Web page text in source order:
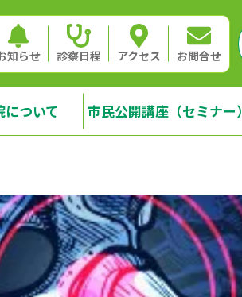
知らせ 診察日程 アクセス お問合せ
について 市民公開講座（セミナー）